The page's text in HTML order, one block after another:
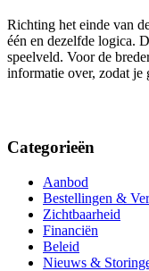
Richting het einde van
één en dezelfde logica.
speelveld. Voor de
informatie over, zodat je
Categorieën
Aanbod
Bestellingen &
Zichtbaarheid
Financiën
Beleid
Nieuws &